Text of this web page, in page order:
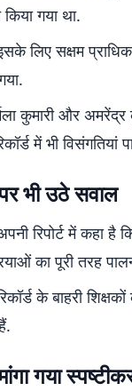
गया था.
लिए सक्षम
कुमारी और
में भी विसंगतियां
भी उठे सवाल
रिपोर्ट में कहा है
का पूरी तरह
के बाहरी
गया